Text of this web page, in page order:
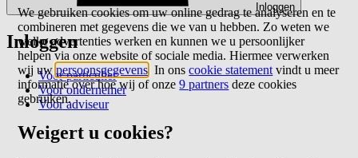
Inloggen
Inloggen
Voor particulier
Voor ondernemer
Voor adviseur
We gebruiken cookies om uw online gedrag te analyseren en te
combineren met gegevens die we van u hebben. Zo weten we
welke advertenties werken en kunnen we u persoonlijker
helpen via onze website of sociale media. Hiermee verwerken
wij uwpersoonsgegevens . In onscookie statement vindt u meer
informatie over hoe wij of onze9 partners deze cookies
gebruiken.
Weigert u cookies?